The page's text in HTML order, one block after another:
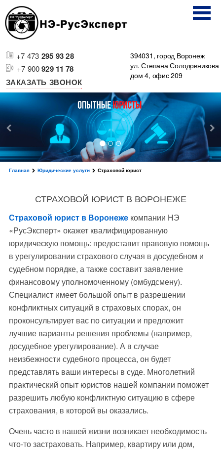
394031, город Воронеж
ул. Степана Солодовникова
дом 4, офис 209
+7 473 295 93 28
+7 900929 11 78
ЗАКАЗАТЬ ЗВОНОК
Главная Юридические услуги Страховой юрист
СТРАХОВОЙ ЮРИСТ В ВОРОНЕЖЕ
Страховой юрист в Воронежекомпании НЭ
«РусЭксперт» окажет квалифицированную
юридическую помощь: предоставит правовую помощь
в урегулировании страхового случая в досудебном и
судебном порядке, а также составит заявление
финансовому уполномоченному (омбудсмену).
Специалист имеет большой опыт в разрешении
конфликтных ситуаций в страховых спорах, он
проконсультирует вас по ситуации и предложит
лучшие варианты решения проблемы (например,
досудебное урегулирование). А в случае
неизбежности судебного процесса, он будет
представлять ваши интересы в суде. Многолетний
практический опыт юристов нашей компании поможет
разрешить любую конфликтную ситуацию в сфере
страхования, в которой вы оказались.
Очень часто в нашей жизни возникает необходимость
что-то застраховать. Например, квартиру или дом,